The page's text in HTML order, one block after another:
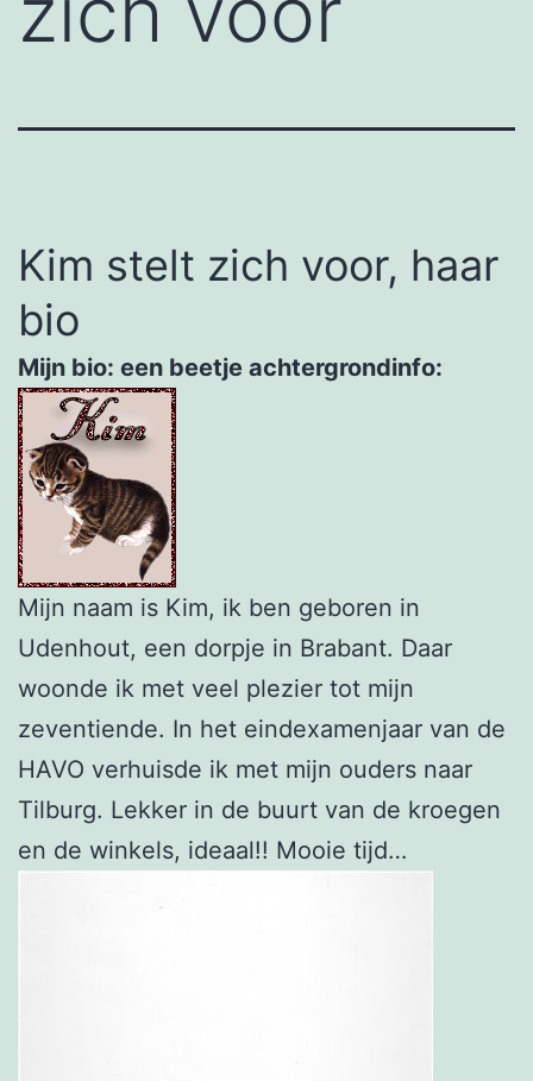
Kim stelt zich voor, haar
bio
Mijn bio: een beetje achtergrondinfo:
Mijn naam is Kim, ik ben geboren in
Udenhout, een dorpje in Brabant. Daar
woonde ik met veel plezier tot mijn
zeventiende. In het eindexamenjaar van de
HAVO verhuisde ik met mijn ouders naar
Tilburg. Lekker in de buurt van de kroegen
en de winkels, ideaal!! Mooie tijd…